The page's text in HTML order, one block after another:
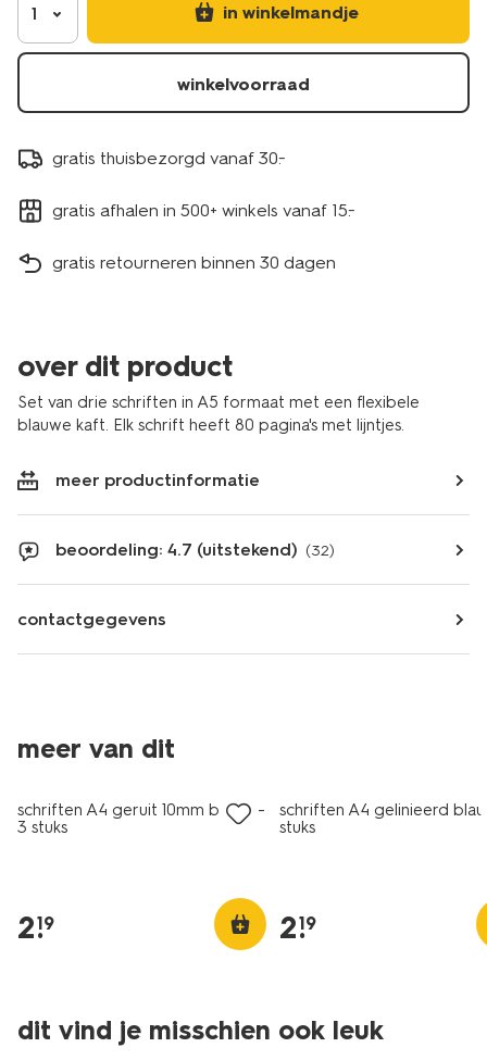
stuks-
14120221.html
1 in winkelmandje
winkelvoorraad
gratis thuisbezorgd vanaf 30.-
gratis afhalen in 500+ winkels vanaf 15.-
gratis retourneren binnen 30 dagen
over dit product
Set van drie schriften in A5 formaat met een flexibele
blauwe kaft. Elk schrift heeft 80 pagina's met lijntjes.
meer productinformatie
beoordeling: 4.7 (uitstekend) (32)
contactgegevens
meer van dit
schriften A4 geruit 10mm blauw -
3 stuks
2.
19
schriften A4 gelinieerd
stuks
2.
19
dit vind je misschien ook leuk